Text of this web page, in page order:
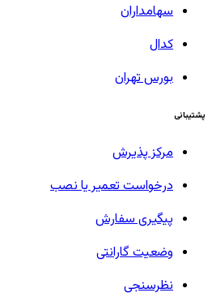
سهامداران
کدال
بورس تهران
پشتیبانی
مرکز پذیرش
درخواست تعمیر یا نصب
پیگیری سفارش
وضعیت گارانتی
نظرسنجی